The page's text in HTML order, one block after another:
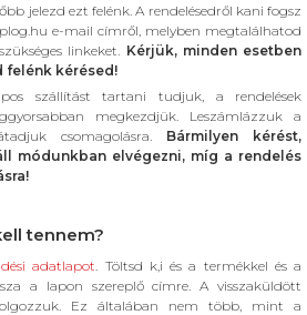
jelezd ezt felénk. A rendelésedről kani fogsz
e-mail címről, melyben megtalálhatod
linkeket. Kérjük, minden esetben
felénk kérésed!
szállítást tartani tudjuk, a rendelések
megkezdjük. Leszámlázzuk a
csomagolásra. Bármilyen kérést,
módunkban elvégezni, míg a rendelés
tennem?
adatlapot. Töltsd k,i és a termékkel és a
a lapon szereplő címre. A visszaküldött
Ez általában nem több, mint a